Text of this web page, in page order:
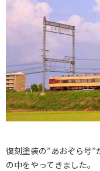
復刻塗装の”あおぞら号
の中をやってきました。